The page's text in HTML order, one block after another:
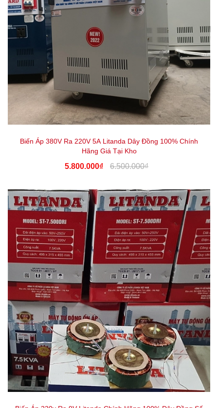
Biến Áp 380V Ra 220V 5A Litanda Dây Đồng 100% Chính
Hãng Giá Tại Kho
5.800.000₫ 6.500.000₫